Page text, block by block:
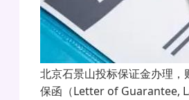
北京石景山投标保证金办理，
保函（Letter of Guarantee,